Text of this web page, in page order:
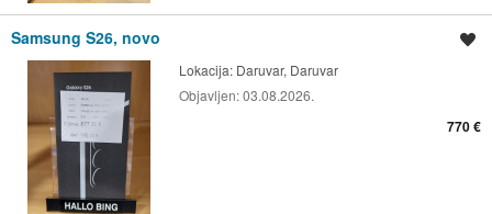
Samsung S26, novo
Lokacija: Daruvar, Daruvar
Objavljen:03.08.2026.
770 €